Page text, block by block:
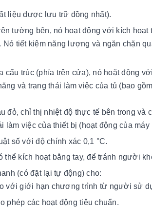
liệu được lưu trữ đồng nhất).
tường bên, nó hoạt động với kích
tiết kiệm năng lượng và ngăn chặn
cấu trúc (phía trên cửa), nó hoặt động
và trạng thái làm việc của tủ (bao
đỏ, chỉ thị nhiệt độ thực tế bên trong
làm việc của thiết bị (hoạt động của máy
số với độ chính xác 0,1 °C.
thể kích hoạt bằng tay, để tránh người
(có đặt lại tự động) cho:
với giới hạn chương trình từ người sử
phép các hoạt động tiêu chuẩn.